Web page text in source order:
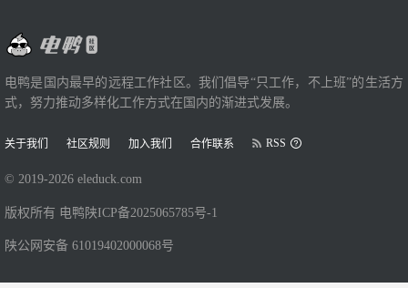
电鸭是国内最早的远程工作社区。我们倡导“只工作，不上班”的生活方
式，努力推动多样化工作方式在国内的渐进式发展。
关于我们 社区规则 加入我们 合作联系 RSS
© 2019-2026 eleduck.com
版权所有 电鸭 陕ICP备2025065785号-1
陕公网安备 61019402000068号